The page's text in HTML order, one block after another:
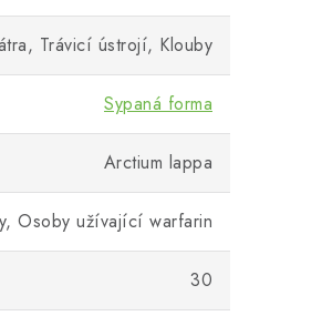
Trávicí ústrojí, Klouby
Sypaná forma
Arctium lappa
Osoby užívající warfarin
30